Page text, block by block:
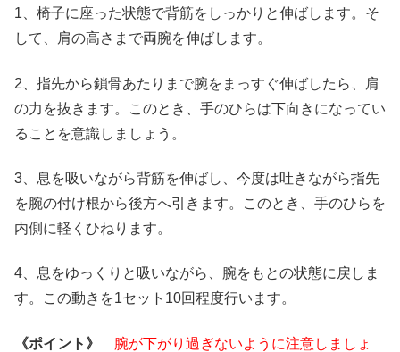
1、椅子に座った状態で背筋をしっかりと伸ばします。そ
して、肩の高さまで両腕を伸ばします。
2、指先から鎖骨あたりまで腕をまっすぐ伸ばしたら、肩
の力を抜きます。このとき、手のひらは下向きになってい
ることを意識しましょう。
3、息を吸いながら背筋を伸ばし、今度は吐きながら指先
を腕の付け根から後方へ引きます。このとき、手のひらを
内側に軽くひねります。
4、息をゆっくりと吸いながら、腕をもとの状態に戻しま
す。この動きを1セット10回程度行います。
《ポイント》
腕が下がり過ぎないように注意しましょ